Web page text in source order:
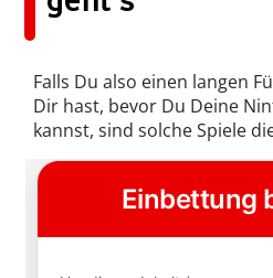
Falls Du also einen langen
Dir hast, bevor Du Deine
kannst, sind solche Spiele